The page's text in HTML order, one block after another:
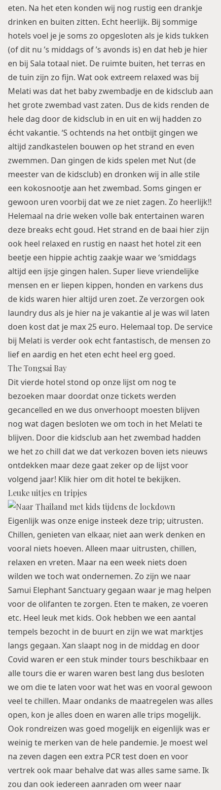
eten. Na het eten konden wij nog rustig een drankje
drinken en buiten zitten. Echt heerlijk. Bij sommige
hotels voel je je soms zo opgesloten als je kids tukken
(of dit nu ’s middags of ’s avonds is) en dat heb je hier
en bij Sala totaal niet. De ruimte buiten, het terras en
de tuin zijn zo fijn. Wat ook extreem relaxed was bij
Melati was dat het baby zwembadje en de kidsclub aan
het grote zwembad vast zaten. Dus de kids renden de
hele dag door de kidsclub in en uit en wij hadden zo
écht vakantie. ‘S ochtends na het ontbijt gingen we
altijd zandkastelen bouwen op het strand en even
zwemmen. Dan gingen de kids spelen met Nut (de
meester van de kidsclub) en dronken wij in alle stile
een kokosnootje aan het zwembad. Soms gingen er
gewoon uren voorbij dat we ze niet zagen. Zo heerlijk!!
Helemaal na drie weken volle bak entertainen waren
deze breaks echt goud. Het strand en de baai hier zijn
ook heel relaxed en rustig en naast het hotel zit een
beetje een hippie achtig zaakje waar we ‘smiddags
altijd een ijsje gingen halen. Super lieve vriendelijke
mensen en er liepen kippen, honden en varkens dus
de kids waren hier altijd uren zoet. Ze verzorgen ook
laundry dus als je hier na je vakantie al je was wil laten
doen kost dat je max 25 euro. Helemaal top. De service
bij Melati is verder ook echt fantastisch, de mensen zo
lief en aardig en het eten echt heel erg goed.
The Tongsai Bay
Dit vierde hotel stond op onze lijst om nog te
bezoeken maar doordat onze tickets werden
gecancelled en we dus onverhoopt moesten blijven
nog wat dagen besloten we om toch in het Melati te
blijven. Door die kidsclub aan het zwembad hadden
we het zo chill dat we dat verkozen boven iets nieuws
ontdekken maar deze gaat zeker op de lijst voor
volgend jaar! Klik hier om dit hotel te bekijken.
Leuke uitjes en tripjes
Eigenlijk was onze enige insteek deze trip; uitrusten.
Chillen, genieten van elkaar, niet aan werk denken en
vooral niets hoeven. Alleen maar uitrusten, chillen,
relaxen en vreten. Maar na een week niets doen
wilden we toch wat ondernemen. Zo zijn we naar
Samui Elephant Sanctuary gegaan waar je mag helpen
voor de olifanten te zorgen. Eten te maken, ze voeren
etc. Heel leuk met kids. Ook hebben we een aantal
tempels bezocht in de buurt en zijn we wat marktjes
langs gegaan. Xan slaapt nog in de middag en door
Covid waren er een stuk minder tours beschikbaar en
alle tours die er waren waren best lang dus besloten
we om die te laten voor wat het was en vooral gewoon
veel te chillen. Maar ondanks de maatregelen was alles
open, kon je alles doen en waren alle trips mogelijk.
Ook rondreizen was goed mogelijk en eigenlijk was er
weinig te merken van de hele pandemie. Je moest wel
na zeven dagen een extra PCR test doen en voor
vertrek ook maar behalve dat was alles same same. Ik
zou dan ook iedereen aanraden om weer naar